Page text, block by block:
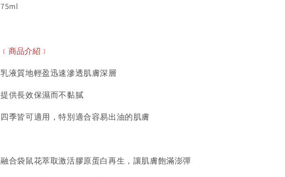
75ml
﹝商品介紹﹞
乳液質地輕盈迅速滲透肌膚深層
提供長效保濕而不黏膩
四季皆可適用，特別適合容易出油的肌膚
融合袋鼠花萃取激活膠原蛋白再生，讓肌膚飽滿澎彈